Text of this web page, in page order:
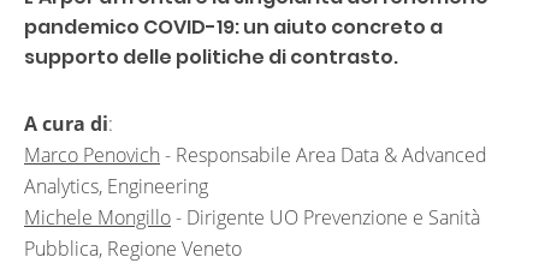
pandemico COVID-19: un aiuto concreto a
supporto delle politiche di contrasto.
A cura di:
Marco Penovich - Responsabile Area Data & Advanced
Analytics, Engineering
Michele Mongillo- Dirigente UO Prevenzione e Sanità
Pubblica, Regione Veneto